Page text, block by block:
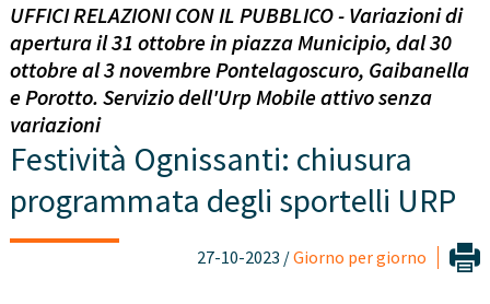
UFFICI RELAZIONI CON IL PUBBLICO - Variazioni di
apertura il 31 ottobre in piazza Municipio, dal 30
ottobre al 3 novembre Pontelagoscuro, Gaibanella
e Porotto. Servizio dell'Urp Mobile attivo senza
variazioni
Festività Ognissanti: chiusura
programmata degli sportelli URP
27-10-2023 /Giorno per giorno